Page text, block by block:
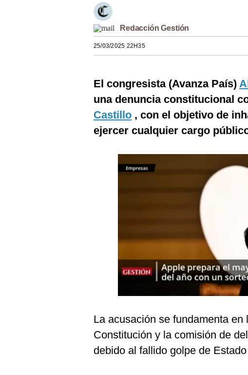
Redacción Gestión
25/03/2025 22H35
El congresista (Avanza País)
una denuncia constitucional
Castillo , con el objetivo de
ejercer cualquier cargo
La acusación se fundamenta
Constitución y la comisión de
debido al fallido golpe de